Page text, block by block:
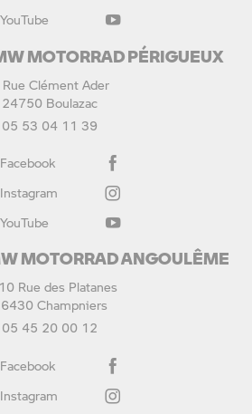
MOTORRAD PÉRIGUEUX
Rue Clément Ader
24750 Boulazac
05 53 04 11 39
MOTORRAD ANGOULÊME
Rue des Platanes
Champniers
05 45 20 00 12